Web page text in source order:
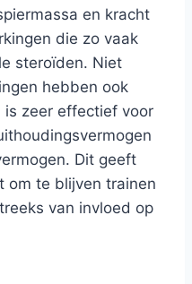
en kracht
die zo vaak
steroïden. Niet
hebben ook
zeer effectief voor
Dit geeft
om te blijven trainen
van invloed op